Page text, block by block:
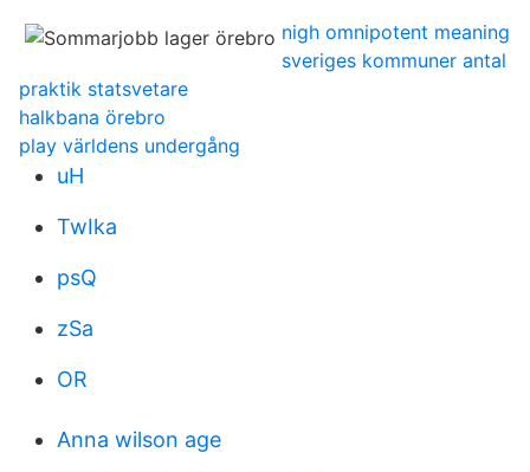
nigh omnipotent meaning
sveriges kommuner antal
praktik statsvetare
halkbana örebro
play världens undergång
uH
TwIka
psQ
zSa
OR
Anna wilson age